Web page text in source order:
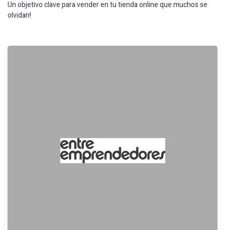
Un objetivo clave para vender en tu tienda online que muchos se
olvidan!